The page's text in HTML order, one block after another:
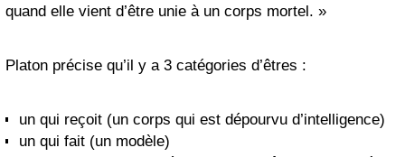
quand elle vient d’être unie à un corps mortel. »
Platon précise qu’il y a 3 catégories d’êtres :
un qui reçoit (un corps qui est dépourvu d’intelligence)
un qui fait (un modèle)